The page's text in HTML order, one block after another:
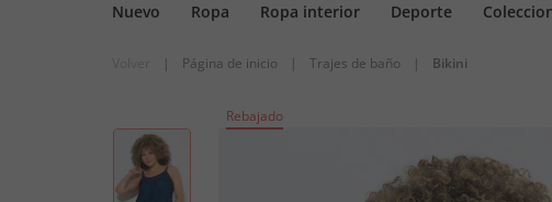
Nuevo Ropa Ropa interior Deporte
| Página de inicio | Trajes de baño | Bikini
Rebajado